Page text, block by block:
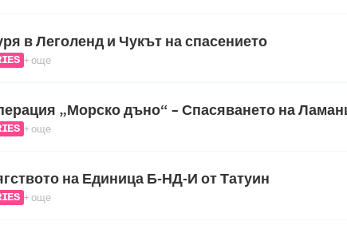
в Леголенд и Чукът на спасението
+ още
„Морско дъно“ – Спасяването на
+ още
на Единица Б-НД-И от Татуин
+ още